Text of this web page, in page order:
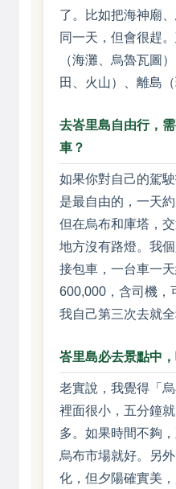
了。比如把海神廟
同一天，但會很趕
（海灘、烏魯瓦圖
田、火山）、離島（
去峇里島自由行，
車？
如果你對自己的駕
是最自由的，一天
但在烏布和庫塔，
地方沒有路燈。我
接包車，一台車一
600,000，含司機，
我自己第三次去就
峇里島必去景點中
老實說，我覺得「
裡面很小，五分鐘
多。如果時間不夠
烏布市場就好。另
化，但夕陽確實美